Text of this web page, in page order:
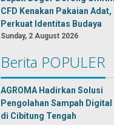
CFD Kenakan Pakaian Adat,
Perkuat Identitas Budaya
Sunday, 2 August 2026
Berita POPULER
AGROMA Hadirkan Solusi
Pengolahan Sampah Digital
di Cibitung Tengah